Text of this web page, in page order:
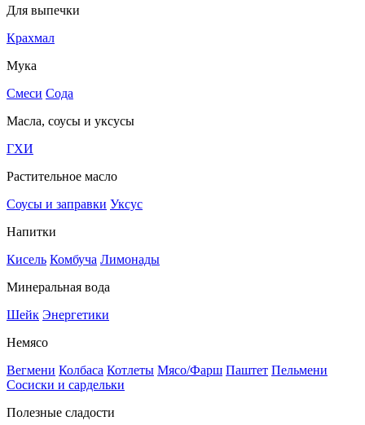
Для выпечки
Крахмал
Мука
Смеси Сода
Масла, соусы и уксусы
ГХИ
Растительное масло
Соусы и заправки Уксус
Напитки
Кисель Комбуча Лимонады
Минеральная вода
Шейк Энергетики
Немясо
Вегмени Колбаса Котлеты Мясо/Фарш Паштет Пельмени
Сосиски и сардельки
Полезные сладости